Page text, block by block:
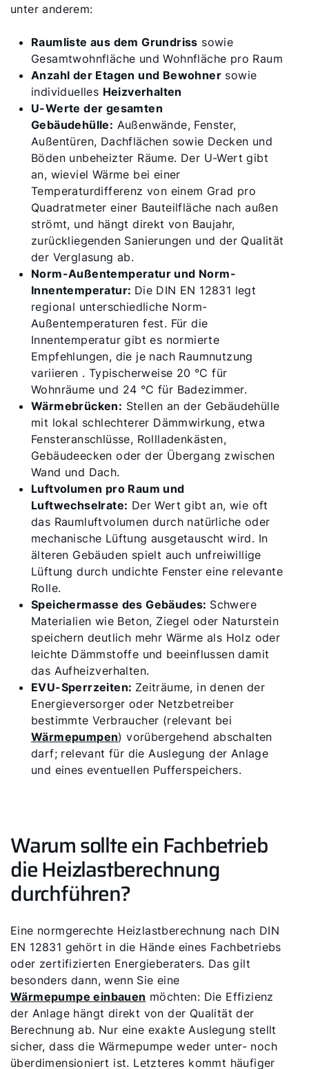
unter anderem:
Raumliste aus dem Grundriss sowie
Gesamtwohnfläche und Wohnfläche pro Raum
Anzahl der Etagen und Bewohner sowie
individuelles Heizverhalten
U-Werte der gesamten
Gebäudehülle: Außenwände, Fenster,
Außentüren, Dachflächen sowie Decken und
Böden unbeheizter Räume. Der U-Wert gibt
an, wieviel Wärme bei einer
Temperaturdifferenz von einem Grad pro
Quadratmeter einer Bauteilfläche nach außen
strömt, und hängt direkt von Baujahr,
zurückliegenden Sanierungen und der Qualität
der Verglasung ab.
Norm-Außentemperatur und Norm-
Innentemperatur: Die DIN EN 12831 legt
regional unterschiedliche Norm-
Außentemperaturen fest. Für die
Innentemperatur gibt es normierte
Empfehlungen, die je nach Raumnutzung
variieren . Typischerweise 20 °C für
Wohnräume und 24 °C für Badezimmer.
Wärmebrücken: Stellen an der Gebäudehülle
mit lokal schlechterer Dämmwirkung, etwa
Fensteranschlüsse, Rollladenkästen,
Gebäudeecken oder der Übergang zwischen
Wand und Dach.
Luftvolumen pro Raum und
Luftwechselrate: Der Wert gibt an, wie oft
das Raumluftvolumen durch natürliche oder
mechanische Lüftung ausgetauscht wird. In
älteren Gebäuden spielt auch unfreiwillige
Lüftung durch undichte Fenster eine relevante
Rolle.
Speichermasse des Gebäudes: Schwere
Materialien wie Beton, Ziegel oder Naturstein
speichern deutlich mehr Wärme als Holz oder
leichte Dämmstoffe und beeinflussen damit
das Aufheizverhalten.
EVU-Sperrzeiten: Zeiträume, in denen der
Energieversorger oder Netzbetreiber
bestimmte Verbraucher (relevant bei
Wärmepumpen) vorübergehend abschalten
darf; relevant für die Auslegung der Anlage
und eines eventuellen Pufferspeichers.
Warum sollte ein Fachbetrieb
die Heizlastberechnung
durchführen?
Eine normgerechte Heizlastberechnung nach DIN
EN 12831 gehört in die Hände eines Fachbetriebs
oder zertifizierten Energieberaters. Das gilt
besonders dann, wenn Sie eine
Wärmepumpe einbauen möchten: Die Effizienz
der Anlage hängt direkt von der Qualität der
Berechnung ab. Nur eine exakte Auslegung stellt
sicher, dass die Wärmepumpe weder unter- noch
überdimensioniert ist. Letzteres kommt häufiger